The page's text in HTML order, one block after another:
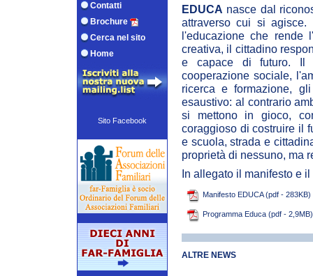
Contatti
Brochure
Cerca nel sito
Home
Sito Facebook
EDUCA nasce dal
attraverso cui si
l'educazione che rende
creativa, il cittadino
e capace di futuro. Il
cooperazione sociale,
ricerca e formazione,
esaustivo: al contrario
si mettono in gioco,
coraggioso di costruire il
e scuola, strada e
proprietà di nessuno, ma
In allegato il manifesto e
Manifesto EDUCA (pdf - 283KB)
Programma Educa (pdf - 2,9MB)
ALTRE NEWS